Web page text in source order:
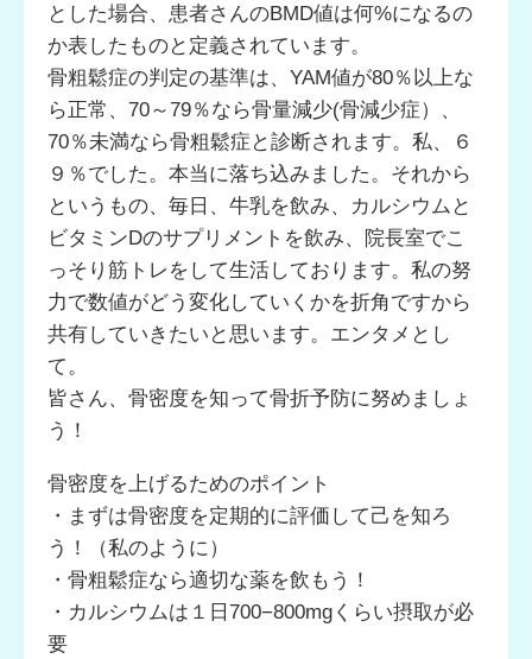
とした場合、患者さんのBMD値は何%になるの
か表したものと定義されています。
骨粗鬆症の判定の基準は、YAM値が80％以上な
ら正常、70～79％なら骨量減少(骨減少症）、
70％未満なら骨粗鬆症と診断されます。私、６
９％でした。本当に落ち込みました。それから
というもの、毎日、牛乳を飲み、カルシウムと
ビタミンDのサプリメントを飲み、院長室でこ
っそり筋トレをして生活しております。私の努
力で数値がどう変化していくかを折角ですから
共有していきたいと思います。エンタメとし
て。
皆さん、骨密度を知って骨折予防に努めましょ
う！
骨密度を上げるためのポイント
・まずは骨密度を定期的に評価して己を知ろ
う！（私のように）
・骨粗鬆症なら適切な薬を飲もう！
・カルシウムは１日700−800mgくらい摂取が必
要